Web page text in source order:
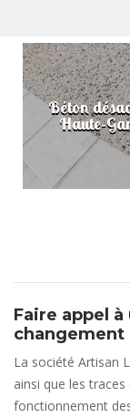
Béton
Haute-
Faire appel
changement
La société Artisan
ainsi que les traces
fonctionnement